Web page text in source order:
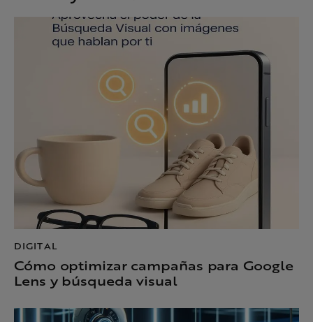
DIGITAL
Cómo optimizar campañas para Google
Lens y búsqueda visual